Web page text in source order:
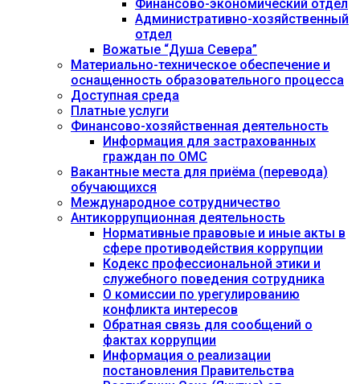
Финансово-экономический отдел
Административно-хозяйственный
отдел
Вожатые “Душа Севера”
Материально-техническое обеспечение и
оснащенность образовательного процесса
Доступная среда
Платные услуги
Финансово-хозяйственная деятельность
Информация для застрахованных
граждан по ОМС
Вакантные места для приёма (перевода)
обучающихся
Международное сотрудничество
Антикоррупционная деятельность
Нормативные правовые и иные акты в
сфере противодействия коррупции
Кодекс профессиональной этики и
служебного поведения сотрудника
О комиссии по урегулированию
конфликта интересов
Обратная связь для сообщений о
фактах коррупции
Информация о реализации
постановления Правительства